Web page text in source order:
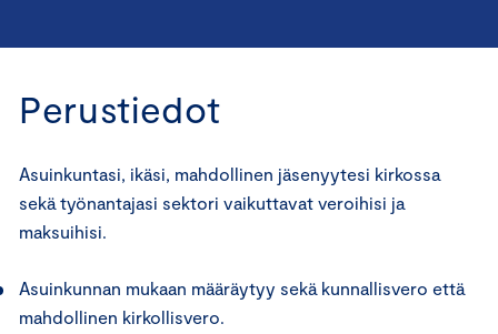
Perustiedot
Asuinkuntasi, ikäsi, mahdollinen jäsenyytesi kirkossa
sekä työnantajasi sektori vaikuttavat veroihisi ja
maksuihisi.
Asuinkunnan mukaan määräytyy sekä kunnallisvero että
mahdollinen kirkollisvero.